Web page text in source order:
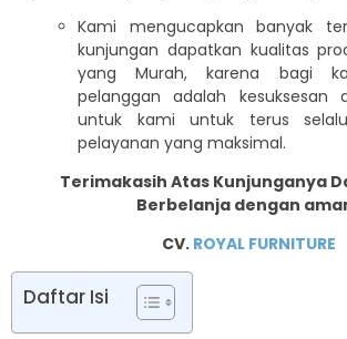
Kami mengucapkan banyak
kunjungan dapatkan kualitas
yang Murah, karena bagi
pelanggan adalah kesuksesan
untuk kami untuk terus
pelayanan yang maksimal.
Terimakasih Atas Kunjunganya
Berbelanja dengan
CV. ROYAL FURNITURE
Daftar Isi